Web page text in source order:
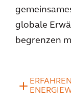
globale
begrenzen